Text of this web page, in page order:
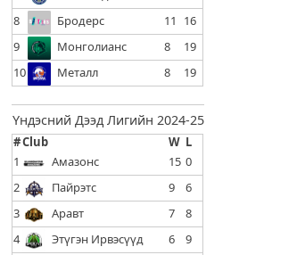
8
Бродерс 11
16
9
Монголианс 8
19
10
Металл 8 19
Үндэсний Дээд Лигийн 2024-25
#Club W L
1
Амазонс 15 0
2
Пайрэтс 9
6
3
Аравт 7
8
4
Этүгэн Ирвэсүүд 6
9